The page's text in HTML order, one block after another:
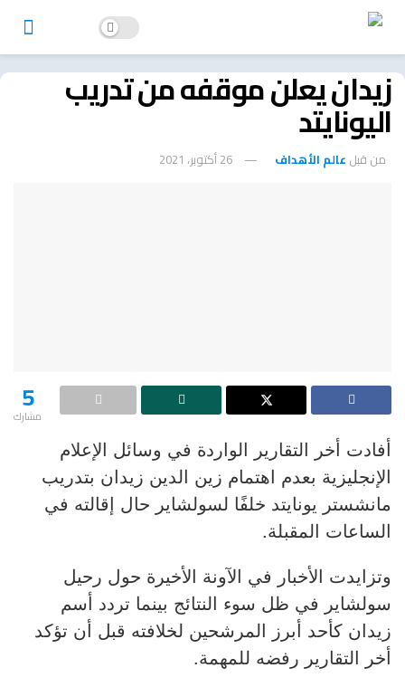
زيدان يعلن موقفه من تدريب
اليونايتد
من قبل عالم الأهداف 26 أكتوبر، 2021
5
مشارك
أفادت أخر التقارير الواردة في وسائل الإعلام
الإنجليزية بعدم اهتمام زين الدين زيدان بتدريب
مانشستر يونايتد خلفًا لسولشاير حال إقالته في
الساعات المقبلة.
وتزايدت الأخبار في الآونة الأخيرة حول رحيل
سولشاير في ظل سوء النتائج بينما تردد أسم
زيدان كأحد أبرز المرشحين لخلافته قبل أن تؤكد
أخر التقارير رفضه للمهمة.